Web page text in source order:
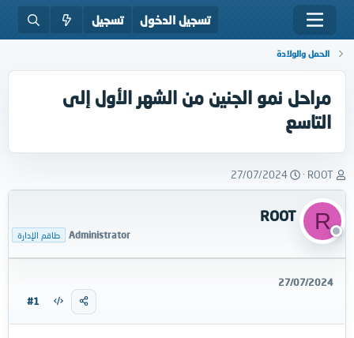
تسجيل الدخول تسجيل
الحمل والولادة
مراحل نمو الجنين من الشهر الأول إلى
التاسع
ب
ا
د
ئ
ا
ل
م
ض
ROOT
ت
ا
ي
ل
د
27/07/2024
R
ROOT
Administrator طاقم الإدارة
27/07/2024
#1